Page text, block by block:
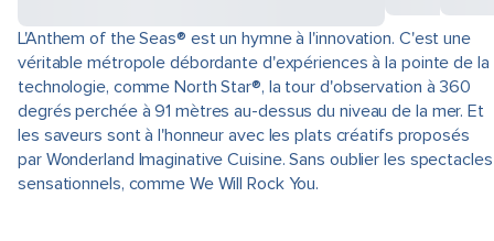
L'Anthem of the Seas® est un hymne à l'innovation. C'est une
véritable métropole débordante d'expériences à la pointe de la
technologie, comme North Star®, la tour d'observation à 360
degrés perchée à 91 mètres au-dessus du niveau de la mer. Et
les saveurs sont à l'honneur avec les plats créatifs proposés
par Wonderland Imaginative Cuisine. Sans oublier les spectacles
sensationnels, comme We Will Rock You.